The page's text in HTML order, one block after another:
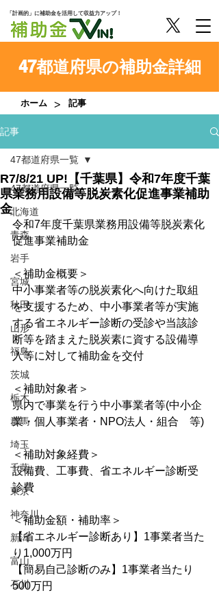
「計画的」に補助金を活用して収益力アップ！
47都道府県の補助金詳細
ホーム > 記事
記事
47都道府県一覧
北海道
青森
岩手
宮城
秋田
山形
福島
茨城
栃木
群馬
埼玉
千葉
東京
神奈川
新潟
富山
石川
47都道府県一覧
R7/8/21 UP!【千葉県】令和7年度千葉
県業務用設備等脱炭素化促進事業補助
金
令和7年度千葉県業務用設備等脱炭素化
促進事業補助金
＜補助金概要＞
中小事業者等の脱炭素化へ向けた取組
を支援するため、中小事業者等が実施
する省エネルギー診断の受診や当該診
断等を踏まえた脱炭素に資する設備導
入等に対して補助金を交付
＜補助対象者＞
県内で事業を行う中小事業者等(中小企
業・個人事業者・NPO法人・組合　等)
＜補助対象経費＞
設備費、工事費、省エネルギー診断受
診費
＜補助金額・補助率＞
【省エネルギー診断あり】1事業者当た
り1,000万円
【簡易自己診断のみ】1事業者当たり
500万円